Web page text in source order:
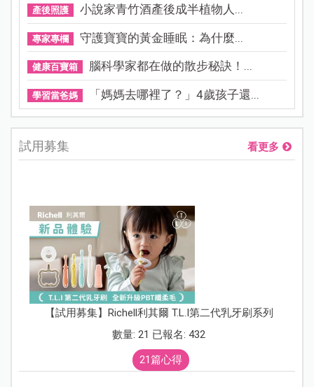
產後照護 小說家青竹酒產後成半植物人...
專家專欄 守護寶寶的黃金睡眠：為什麼...
健康百寶箱 腦科學家都在做的散步秘訣！...
學習當爸媽 「媽媽去哪裡了？」4歲孩子還...
試用募集 看更多
【試用募集】Richell利其爾 T.L.I第二代乳牙刷系列
數量: 21 已報名: 432
21篇心得